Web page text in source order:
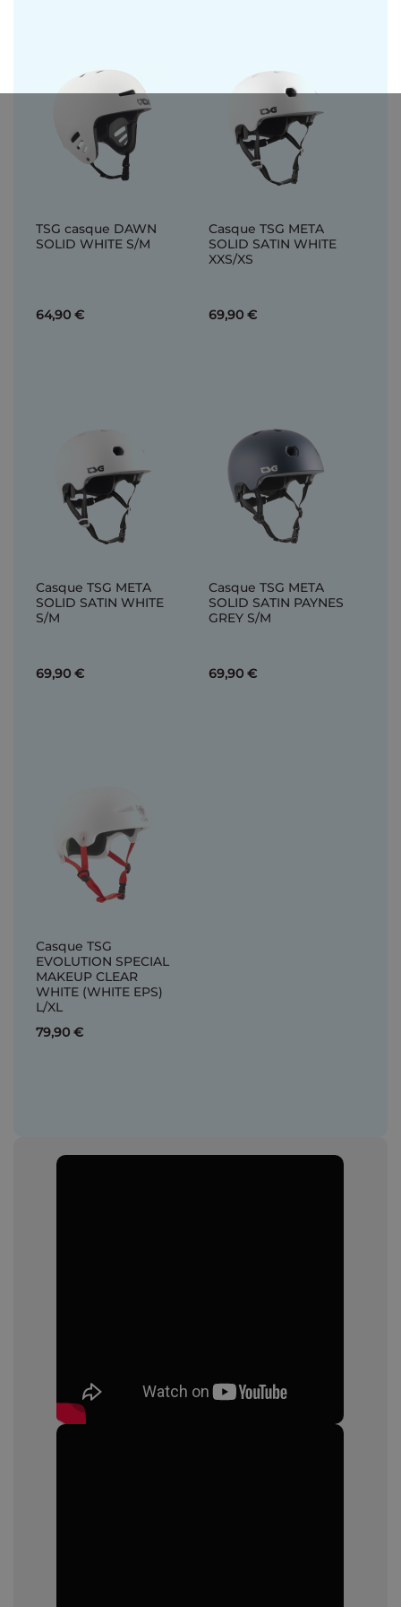
TSG casque DAWN
SOLID WHITE S/M
64,90 €
Casque TSG META
SOLID SATIN WHITE
XXS/XS
69,90 €
Casque TSG META
SOLID SATIN WHITE
S/M
69,90 €
Casque TSG META
SOLID SATIN PAYNES
GREY S/M
69,90 €
Casque TSG
EVOLUTION SPECIAL
MAKEUP CLEAR
WHITE (WHITE EPS)
L/XL
79,90 €